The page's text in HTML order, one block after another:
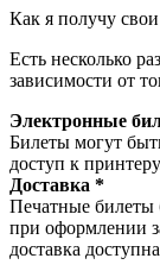
Как я получу
Есть несколько
зависимости от
Электронные
Билеты могут
доступ к
Доставка *
Печатные билеты
при оформлении
доставка